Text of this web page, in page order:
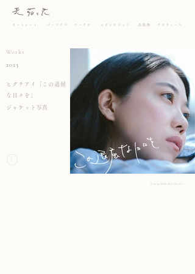
ポートレート 出版物 プロフィール
パーソナル エキシビジョン
ワークス
Works
2023
ヒグチアイ「この退屈
な日々を」
ジャケット写真
​©2024 Momoka Omote